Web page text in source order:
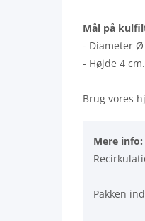
Mål på
- Diameter Ø
- Højde 4 cm.
Brug vores
Mere info:
Pakken